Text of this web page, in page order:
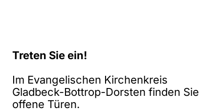
Treten Sie ein!
Im Evangelischen Kirchenkreis
Gladbeck-Bottrop-Dorsten finden Sie
offene Türen.